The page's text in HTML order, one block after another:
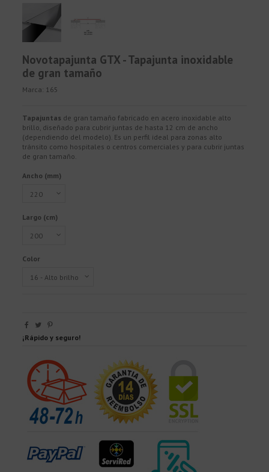
Novotapajunta GTX - Tapajunta inoxidable
de gran tamaño
Marca: 165
Tapajuntas de gran tamaño fabricado en acero inoxidable alto
brillo, diseñado para cubrir juntas de hasta 12 cm de ancho
(dependiendo del modelo). Es un perfil ideal para zonas alto
tránsito como hospitales o centros comerciales y para cubrir juntas
de gran tamaño.
Ancho (mm)
Largo (cm)
Color
¡Rápido y seguro!